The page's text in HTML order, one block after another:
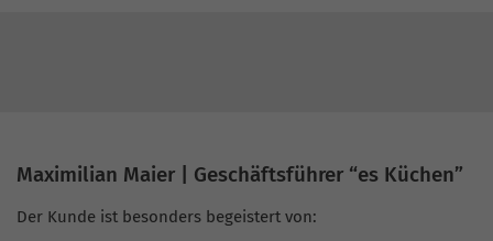
Maximilian Maier | Geschäftsführer “es Küchen”
Der Kunde ist besonders begeistert von: